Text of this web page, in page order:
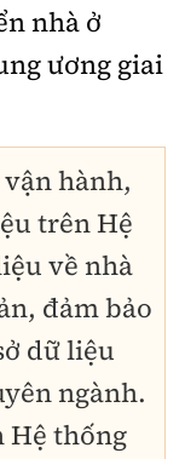
nhà ở
ương giai
hành,
trên Hệ
về nhà
đảm bảo
dữ liệu
ngành.
Hệ thống